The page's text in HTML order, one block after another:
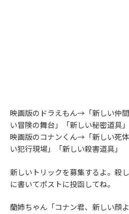
映画版のドラえもん→「新しい仲
い冒険の舞台」「新しい秘密道具」
映画版のコナンくん→「新しい死
い犯行現場」「新しい殺害道具」
新しいトリックを募集するよ。殺
に書いてポストに投函してね。
蘭姉ちゃん「コナン君、新しい顔よ